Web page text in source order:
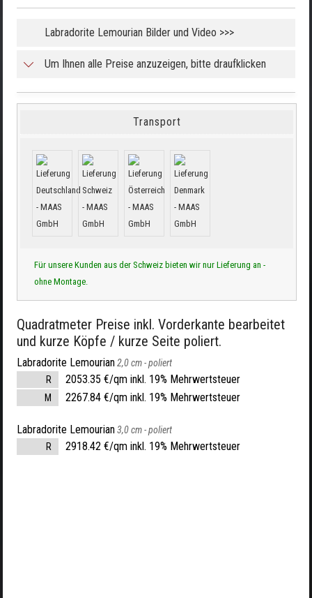
Labradorite Lemourian Bilder und Video >>>
Um Ihnen alle Preise anzuzeigen, bitte draufklicken
Transport
Für unsere Kunden aus der Schweiz bieten wir nur Lieferung an -
ohne Montage.
Quadratmeter Preise inkl. Vorderkante bearbeitet
und kurze Köpfe / kurze Seite poliert.
Labradorite Lemourian2,0 cm -poliert
R
2053.35 €/qm inkl. 19% Mehrwertsteuer
M 2267.84 €/qm inkl. 19% Mehrwertsteuer
Labradorite Lemourian3,0 cm -poliert
R
2918.42 €/qm inkl. 19% Mehrwertsteuer